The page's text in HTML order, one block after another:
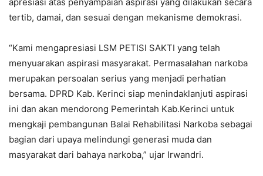
tertib, damai, dan sesuai dengan mekanisme demokrasi.
“Kami mengapresiasi LSM PETISI SAKTI yang telah
menyuarakan aspirasi masyarakat. Permasalahan narkoba
merupakan persoalan serius yang menjadi perhatian
bersama. DPRD Kab. Kerinci siap menindaklanjuti aspirasi
ini dan akan mendorong Pemerintah Kab.Kerinci untuk
mengkaji pembangunan Balai Rehabilitasi Narkoba sebagai
bagian dari upaya melindungi generasi muda dan
masyarakat dari bahaya narkoba,” ujar Irwandri.